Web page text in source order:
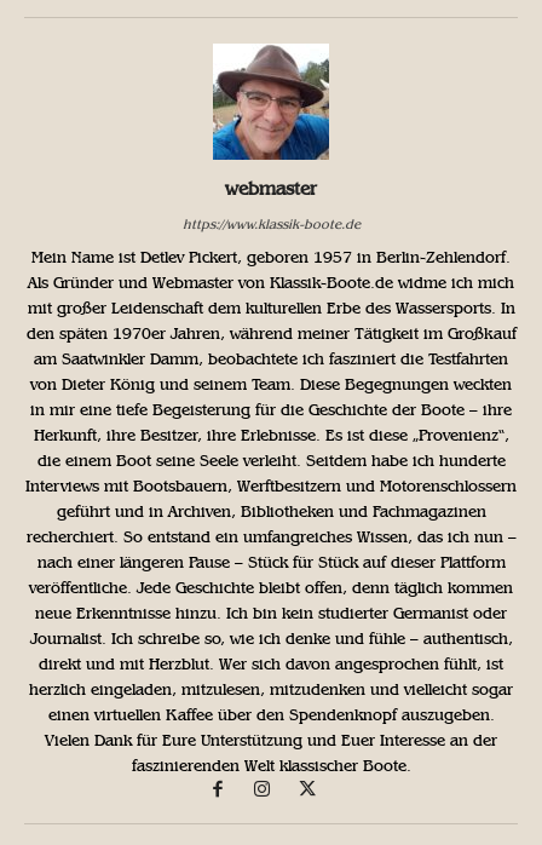
webmaster
https://www.klassik-boote.de
Mein Name ist Detlev Pickert, geboren 1957 in Berlin-Zehlendorf.
Als Gründer und Webmaster von Klassik-Boote.de widme ich mich
mit großer Leidenschaft dem kulturellen Erbe des Wassersports. In
den späten 1970er Jahren, während meiner Tätigkeit im Großkauf
am Saatwinkler Damm, beobachtete ich fasziniert die Testfahrten
von Dieter König und seinem Team. Diese Begegnungen weckten
in mir eine tiefe Begeisterung für die Geschichte der Boote – ihre
Herkunft, ihre Besitzer, ihre Erlebnisse. Es ist diese „Provenienz“,
die einem Boot seine Seele verleiht. Seitdem habe ich hunderte
Interviews mit Bootsbauern, Werftbesitzern und Motorenschlossern
geführt und in Archiven, Bibliotheken und Fachmagazinen
recherchiert. So entstand ein umfangreiches Wissen, das ich nun –
nach einer längeren Pause – Stück für Stück auf dieser Plattform
veröffentliche. Jede Geschichte bleibt offen, denn täglich kommen
neue Erkenntnisse hinzu. Ich bin kein studierter Germanist oder
Journalist. Ich schreibe so, wie ich denke und fühle – authentisch,
direkt und mit Herzblut. Wer sich davon angesprochen fühlt, ist
herzlich eingeladen, mitzulesen, mitzudenken und vielleicht sogar
einen virtuellen Kaffee über den Spendenknopf auszugeben.
Vielen Dank für Eure Unterstützung und Euer Interesse an der
faszinierenden Welt klassischer Boote.